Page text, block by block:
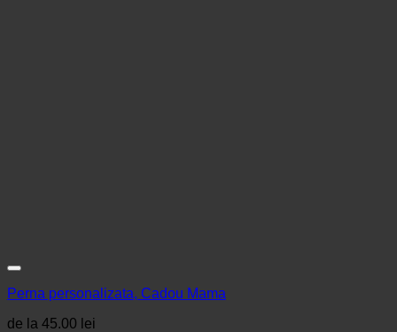
Perna personalizata, Cadou Mama
de la 45.00 lei